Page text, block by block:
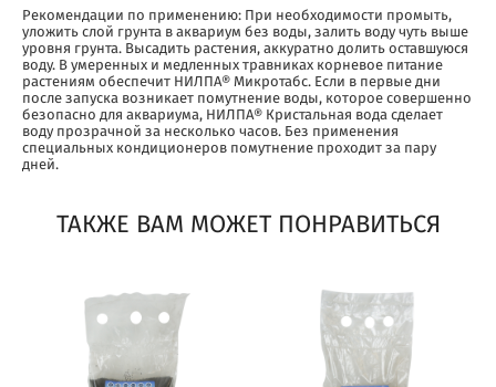
Рекомендации по применению: При необходимости промыть,
уложить слой грунта в аквариум без воды, залить воду чуть выше
уровня грунта. Высадить растения, аккуратно долить оставшуюся
воду. В умеренных и медленных травниках корневое питание
растениям обеспечит НИЛПА® Микротабс. Если в первые дни
после запуска возникает помутнение воды, которое совершенно
безопасно для аквариума, НИЛПА® Кристальная вода сделает
воду прозрачной за несколько часов. Без применения
специальных кондиционеров помутнение проходит за пару
дней.
ТАКЖЕ ВАМ МОЖЕТ ПОНРАВИТЬСЯ